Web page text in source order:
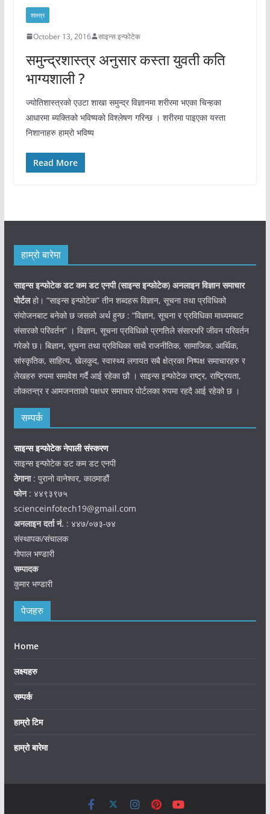
शास्त्र
October 13, 2016 साइन्स इन्फोटेक
समुन्द्रशास्त्र अनुसार कस्ता युवती कति
भाग्यशाली ?
ज्योतिशास्त्रको एउटा शाखा समुन्द्र विज्ञानमा शरीरमा भएका चिन्हका
आधारमा ब्यक्तिको भविष्यको विश्लेषण गरिन्छ । शरीरमा पाइएका यस्ता
निशानाहरु हाम्रो भविष्य
Read More
हाम्रो बारेमा
साइन्स इन्फोटेक डट कम डट एनपी (साइन्सइन्फोटेक) अनलाइन विज्ञान समाचार
पोर्टलहो। “साइन्स इन्फोटेक” तीन शब्दहरू विज्ञान, सूचना तथा प्रविधिको
संयोजनबाट बनेको छ जसको अर्थ हुन्छ : “विज्ञान, सूचना र प्रविधिका माध्यमबाट
संसारको परिवर्तन” । विज्ञान, सूचना प्रविधिको प्रगतिले संसारभरि जीवन परिवर्तन
गरेको छ। बिज्ञान, सूचना तथा प्रविधिका साथै राजनीतिक, सामाजिक, आर्थिक,
सांस्कृतिक, साहित्य, खेलकुद, स्वास्थ्य लगायत सबै क्षेत्रका निष्पक्ष समाचारहरु र
लेखहरु रुपमा समावेश गर्दै आई रहेका छौ । साइन्स इन्फोटेक राष्ट्र, राष्ट्रियता,
लोकतन्त्र र आमजनताको पक्षधर समाचार पोर्टलका रुपमा रहदै आई रहेको छ ।
सम्पर्क
साइन्स इन्फोटेक नेपाली संस्करण
साइन्स इन्फोटेक डट कम डट एनपी
ठेगाना: पुरानो वानेश्वर, काठमाडौं
फोन: ४४९३९७५
scienceinfotech19@gmail.com
अनलाइन दर्ता नं. : ४४७/०७३-७४
संस्थापक/संचालक
गोपाल भण्डारी
सम्पादक
कुमार भण्डारी
पेजहरु
Home
लक्ष्यहरु
सम्पर्क
हाम्रो टिम
हाम्रो बारेमा